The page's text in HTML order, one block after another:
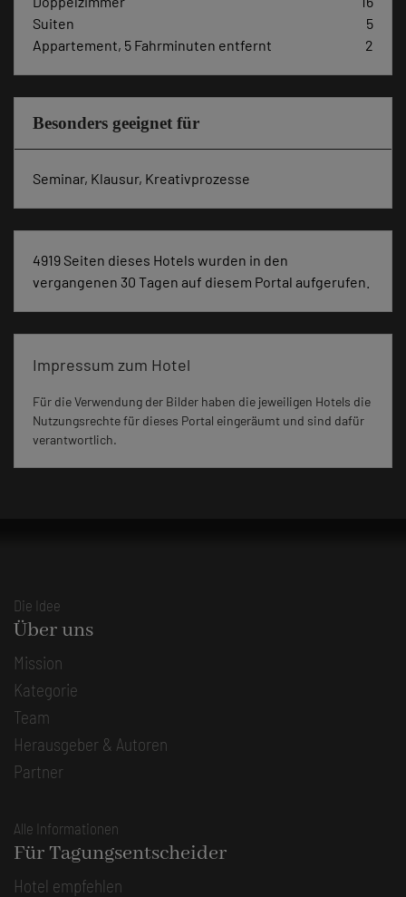
Suiten
5
Appartement, 5 Fahrminuten entfernt
2
Besonders geeignet für
Seminar, Klausur, Kreativprozesse
4919 Seiten dieses Hotels wurden in den
vergangenen 30 Tagen auf diesem Portal aufgerufen.
Impressum zum Hotel
Für die Verwendung der Bilder haben die jeweiligen Hotels die
Nutzungsrechte für dieses Portal eingeräumt und sind dafür
verantwortlich.
Die Idee
Über uns
Mission
Kategorie
Team
Herausgeber & Autoren
Partner
Alle Informationen
Für Tagungsentscheider
Hotel empfehlen